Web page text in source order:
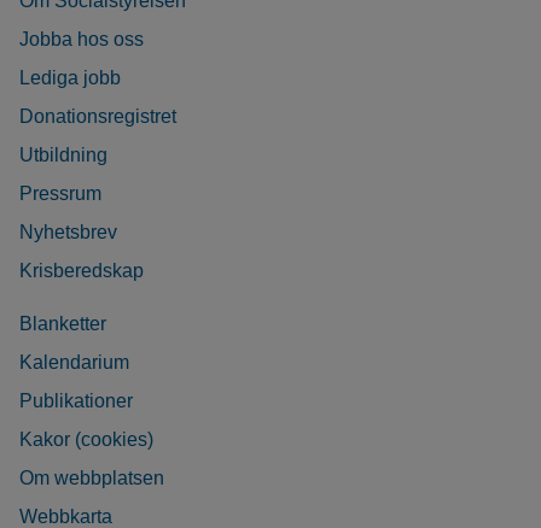
Jobba hos oss
Lediga jobb
Donationsregistret
Utbildning
Pressrum
Nyhetsbrev
Krisberedskap
Blanketter
Kalendarium
Publikationer
Kakor (cookies)
Om webbplatsen
Webbkarta